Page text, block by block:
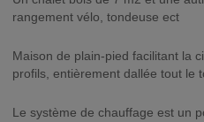
rangement vélo, tondeuse ect
Maison de plain-pied facilitant la
profils, entièrement dallée tout le
Le système de chauffage est un